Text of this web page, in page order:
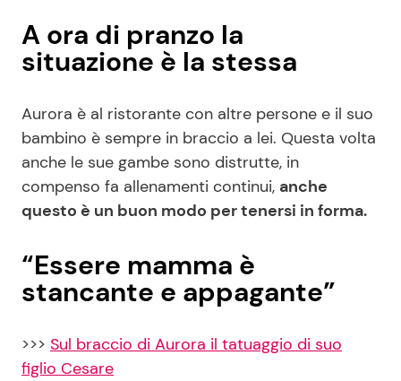
A ora di pranzo la
situazione è la stessa
Aurora è al ristorante con altre persone e il suo
bambino è sempre in braccio a lei. Questa volta
anche le sue gambe sono distrutte, in
compenso fa allenamenti continui, anche
questo è un buon modo per tenersi in forma.
“Essere mamma è
stancante e appagante”
>>> Sul braccio di Aurora il tatuaggio di suo
figlio Cesare